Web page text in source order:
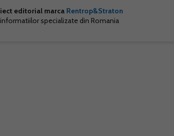
editorial marca Rentrop&Straton
specializate din Romania